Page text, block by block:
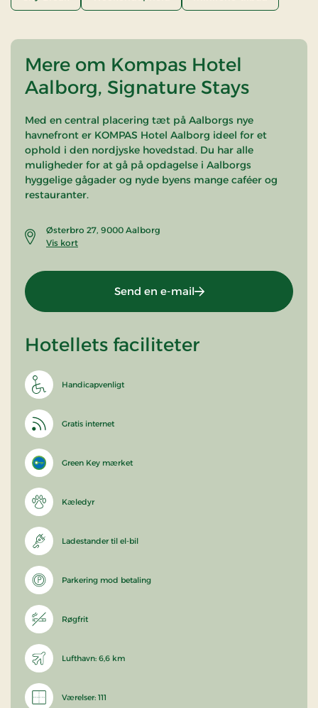
Mere om Kompas Hotel
Aalborg, Signature Stays
Med en central placering tæt på Aalborgs nye
havnefront er KOMPAS Hotel Aalborg ideel for et
ophold i den nordjyske hovedstad. Du har alle
muligheder for at gå på opdagelse i Aalborgs
hyggelige gågader og nyde byens mange caféer og
restauranter.
Østerbro 27, 9000 Aalborg
Vis kort
Send en e-mail
Hotellets faciliteter
Handicapvenligt
Gratis internet
Green Key mærket
Kæledyr
Ladestander til el-bil
Parkering mod betaling
Røgfrit
Lufthavn: 6,6 km
Værelser: 111